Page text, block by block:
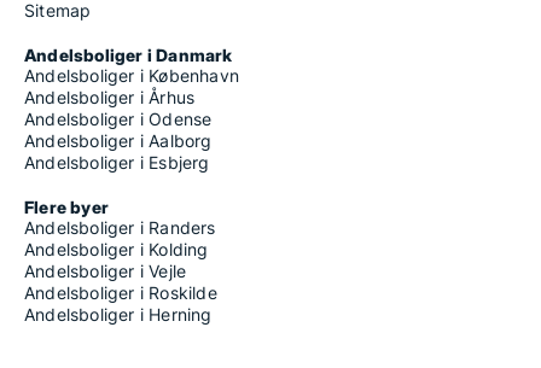
Sitemap
Andelsboliger i Danmark
Andelsboliger i København
Andelsboliger i Århus
Andelsboliger i Odense
Andelsboliger i Aalborg
Andelsboliger i Esbjerg
Flere byer
Andelsboliger i Randers
Andelsboliger i Kolding
Andelsboliger i Vejle
Andelsboliger i Roskilde
Andelsboliger i Herning